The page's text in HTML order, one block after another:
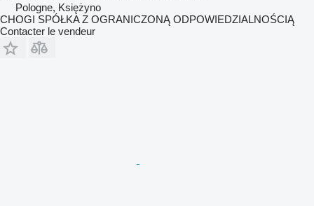
Pologne, Księżyno
CHOGI SPÓŁKA Z OGRANICZONĄ ODPOWIEDZIALNOŚCIĄ
Contacter le vendeur